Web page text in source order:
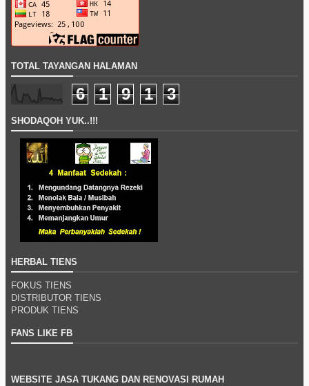
TOTAL TAYANGAN HALAMAN
6 1 9 1 3
SHODAQOH YUK..!!!
HERBAL TIENS
FOKUS TIENS
DISTRIBUTOR TIENS
PRODUK TIENS
FANS LIKE FB
WEBSITE JASA TUKANG DAN RENOVASI RUMAH